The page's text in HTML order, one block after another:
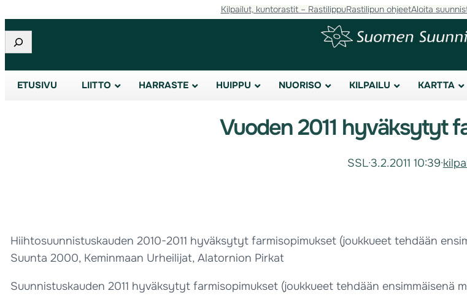
Kilpailut, kuntorastit – RastilippuRastilipun ohjeetAloita
Etsi
ETUSIVU LIITTO HARRASTE HUIPPU NUORISO KILPAILU KARTTA
Vuoden 2011 hyväksytyt
SSL·3.2.2011 10:39·
Hiihtosuunnistuskauden 2010-2011 hyväksytyt farmisopimukset (joukkueet tehdään
Suunta 2000, Keminmaan Urheilijat, Alatornion Pirkat
Suunnistuskauden 2011 hyväksytyt farmisopimukset (joukkueet tehdään ensimmäisenä